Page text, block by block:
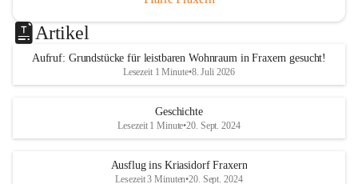
Artikel
Aufruf: Grundstücke für leistbaren Wohnraum in Fraxern gesucht!
Lesezeit 1 Minute•8. Juli 2026
Geschichte
Lesezeit 1 Minute•20. Sept. 2024
Ausflug ins Kriasidorf Fraxern
Lesezeit 3 Minuten•20. Sept. 2024